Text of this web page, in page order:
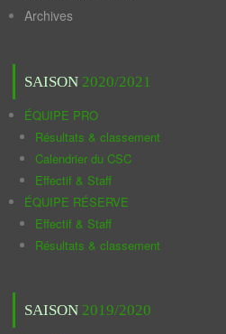
Archives
SAISON 2020/2021
ÉQUIPE PRO
Résultats & classement
Calendrier du CSC
Effectif & Staff
ÉQUIPE RÉSERVE
Effectif & Staff
Résultats & classement
SAISON 2019/2020